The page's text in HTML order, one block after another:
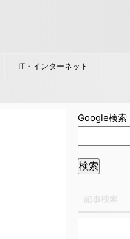
IT・インターネット
Google検索